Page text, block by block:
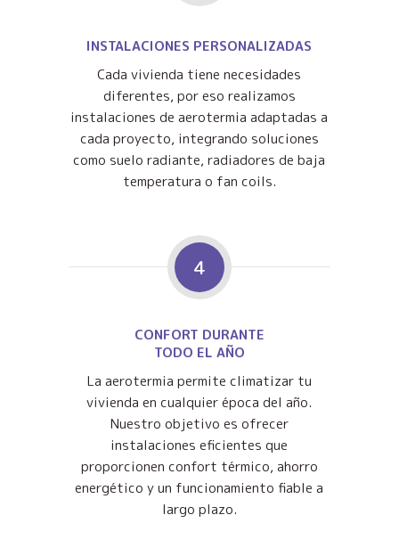
INSTALACIONES PERSONALIZADAS
Cada vivienda tiene necesidades
diferentes, por eso realizamos
instalaciones de aerotermia adaptadas a
cada proyecto, integrando soluciones
como suelo radiante, radiadores de baja
temperatura o fan coils.
4
CONFORT DURANTE
TODO EL AÑO
La aerotermia permite climatizar tu
vivienda en cualquier época del año.
Nuestro objetivo es ofrecer
instalaciones eficientes que
proporcionen confort térmico, ahorro
energético y un funcionamiento fiable a
largo plazo.